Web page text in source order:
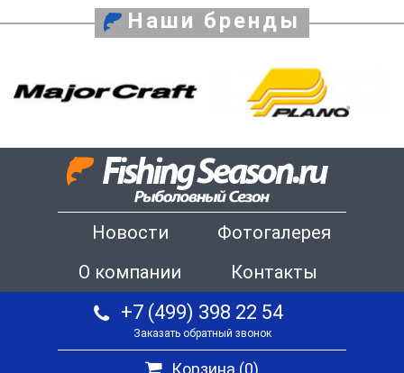
Наши бренды
Новости
Фотогалерея
О компании
Контакты
+7 (499) 398 22 54
Заказать обратный звонок
Корзина (0)